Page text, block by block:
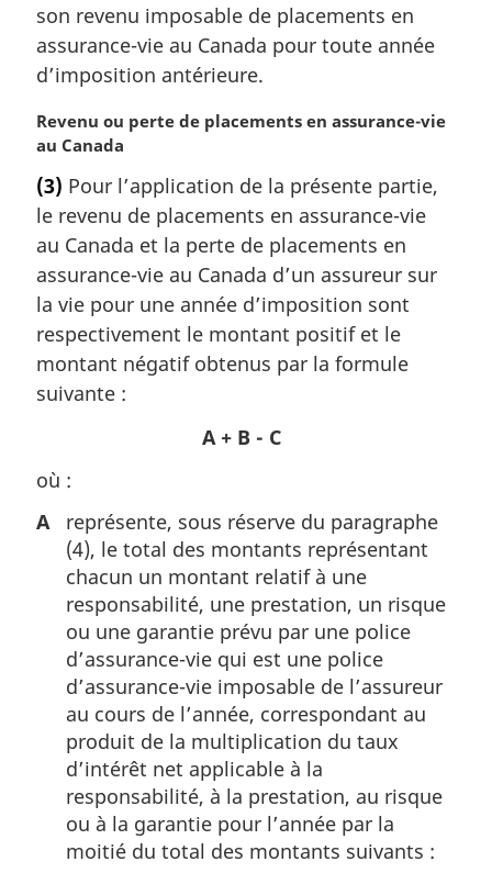
son revenu imposable de placements en
assurance-vie au Canada pour toute année
d’imposition antérieure.
N
o
e
m
a
r
i
n
a
l
Revenu ou perte de placements en assurance-vie
au Canada
(3) Pour l’application de la présente partie,
le revenu de placements en assurance-vie
au Canada et la perte de placements en
assurance-vie au Canada d’un assureur sur
la vie pour une année d’imposition sont
respectivement le montant positif et le
montant négatif obtenus par la formule
suivante :
A + B - C
où :
A
représente, sous réserve du paragraphe
(4), le total des montants représentant
chacun un montant relatif à une
responsabilité, une prestation, un risque
ou une garantie prévu par une police
d’assurance-vie qui est une police
d’assurance-vie imposable de l’assureur
au cours de l’année, correspondant au
produit de la multiplication du taux
d’intérêt net applicable à la
responsabilité, à la prestation, au risque
ou à la garantie pour l’année par la
moitié du total des montants suivants :